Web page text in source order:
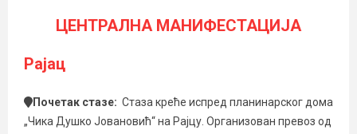
ЦЕНТРАЛНА МАНИФЕСТАЦИЈА
Рајац
Почетак стазе: Стаза креће испред планинарског дома
„Чика Душко Јовановић“ на Рајцу. Организован превоз од